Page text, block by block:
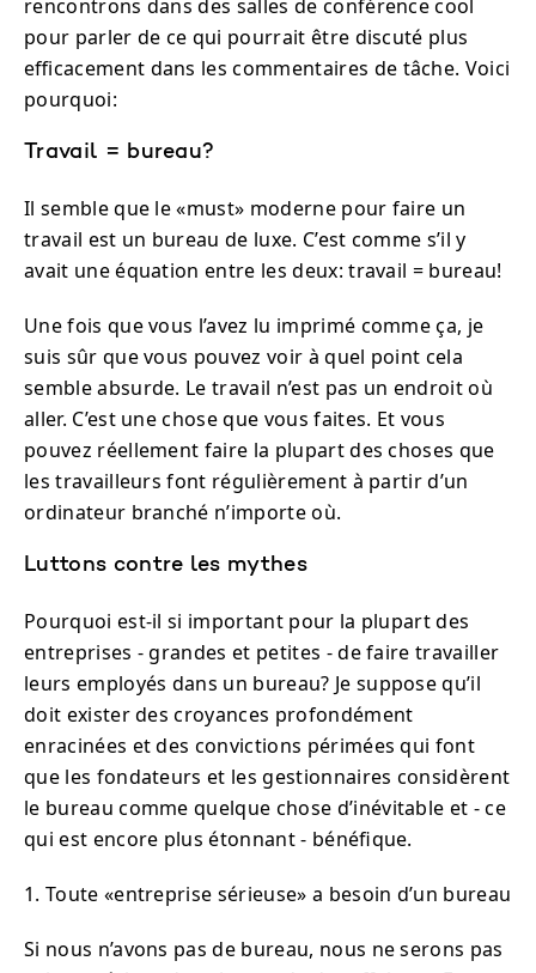
rencontrons dans des salles de conférence cool
pour parler de ce qui pourrait être discuté plus
efficacement dans les commentaires de tâche. Voici
pourquoi:
Travail = bureau?
Il semble que le «must» moderne pour faire un
travail est un bureau de luxe. C’est comme s’il y
avait une équation entre les deux: travail = bureau!
Une fois que vous l’avez lu imprimé comme ça, je
suis sûr que vous pouvez voir à quel point cela
semble absurde. Le travail n’est pas un endroit où
aller. C’est une chose que vous faites. Et vous
pouvez réellement faire la plupart des choses que
les travailleurs font régulièrement à partir d’un
ordinateur branché n’importe où.
Luttons contre les mythes
Pourquoi est-il si important pour la plupart des
entreprises - grandes et petites - de faire travailler
leurs employés dans un bureau? Je suppose qu’il
doit exister des croyances profondément
enracinées et des convictions périmées qui font
que les fondateurs et les gestionnaires considèrent
le bureau comme quelque chose d’inévitable et - ce
qui est encore plus étonnant - bénéfique.
1. Toute «entreprise sérieuse» a besoin d’un bureau
Si nous n’avons pas de bureau, nous ne serons pas